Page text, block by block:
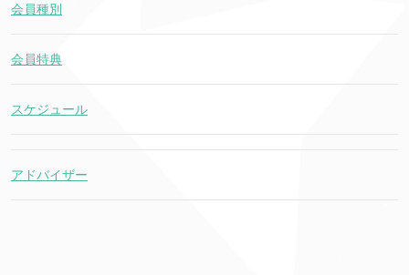
会員種別
会員特典
スケジュール
アドバイザー